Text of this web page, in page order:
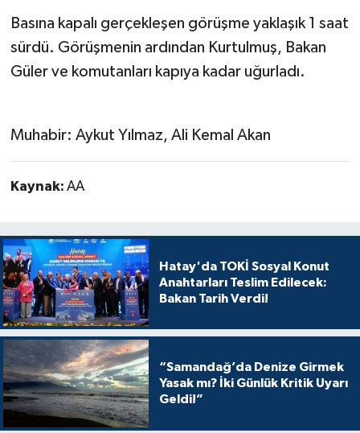
Basına kapalı gerçekleşen görüşme yaklaşık 1 saat
sürdü. Görüşmenin ardından Kurtulmuş, Bakan
Güler ve komutanları kapıya kadar uğurladı.
Muhabir: Aykut Yılmaz, Ali Kemal Akan
Kaynak: AA
Hatay'da TOKİ Sosyal Konut
Anahtarları Teslim Edilecek:
Bakan Tarih Verdi!
“Samandağ’da Denize Girmek
Yasak mı? İki Günlük Kritik Uyarı
Geldi!”